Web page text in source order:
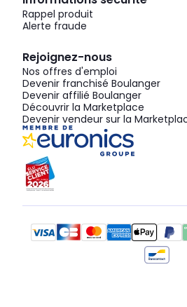
Rappel produit
Alerte fraude
Rejoignez-nous
Nos offres d'emploi
Devenir franchisé Boulanger
Devenir affilié Boulanger
Découvrir la Marketplace
Devenir vendeur sur la